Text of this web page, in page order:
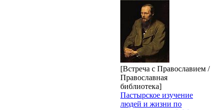
[Встреча с Православием /
Православная
библиотека]
Пастырское изучение
людей и жизни по